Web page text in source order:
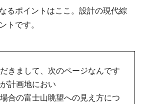
るポイントはここ。設計の現代綜
トです。
きまして、次のページなんです
計画地におい
合の富士山眺望への見え方につ